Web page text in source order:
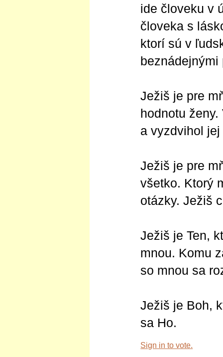
ide človeku v
človeka s
ktorí sú v
beznádejnými
Ježiš je pre
hodnotu
a vyzdvihol
Ježiš je pre
všetko. Ktorý
otázky. Ježiš
Ježiš je Ten,
mnou. Komu
so mnou sa
Ježiš je Boh,
sa Ho.
Sign in to vote.